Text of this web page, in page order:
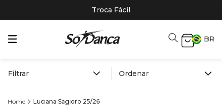
Troca Fácil
BR
Filtrar
Luciana Sagioro 25/26